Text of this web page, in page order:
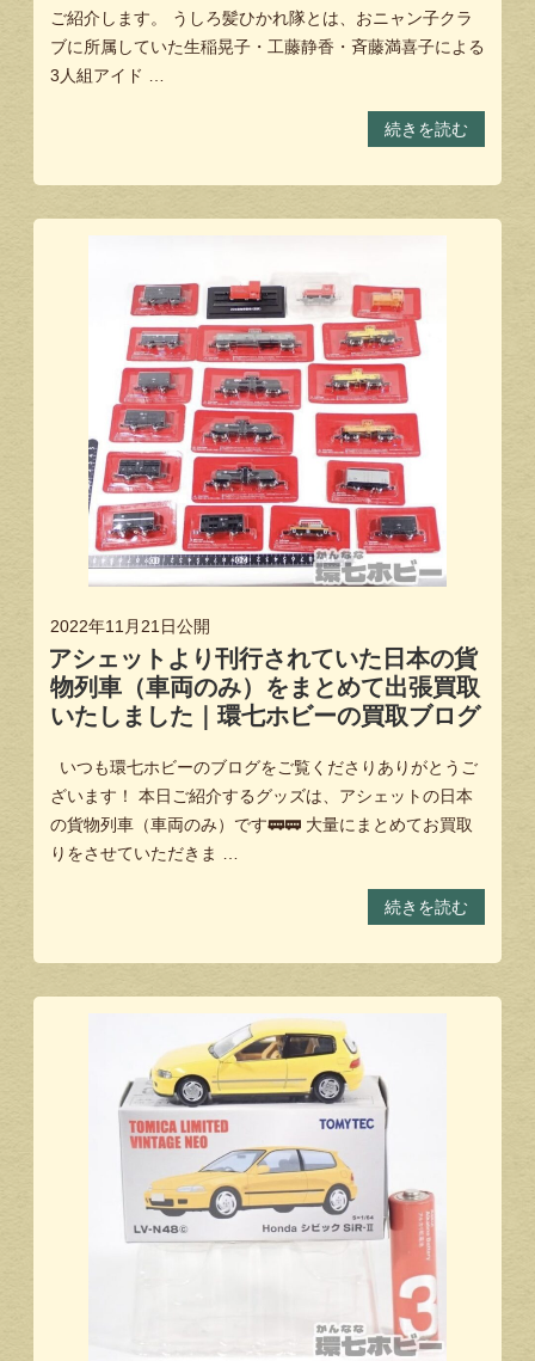
ご紹介します。 うしろ髪ひかれ隊とは、おニャン子クラ
ブに所属していた生稲晃子・工藤静香・斉藤満喜子による
3人組アイド …
続きを読む
2022年11月21日公開
アシェットより刊行されていた日本の貨
物列車（車両のみ）をまとめて出張買取
いたしました｜環七ホビーの買取ブログ
いつも環七ホビーのブログをご覧くださりありがとうご
ざいます！ 本日ご紹介するグッズは、アシェットの日本
の貨物列車（車両のみ）です🚃🚃 大量にまとめてお買取
りをさせていただきま …
続きを読む